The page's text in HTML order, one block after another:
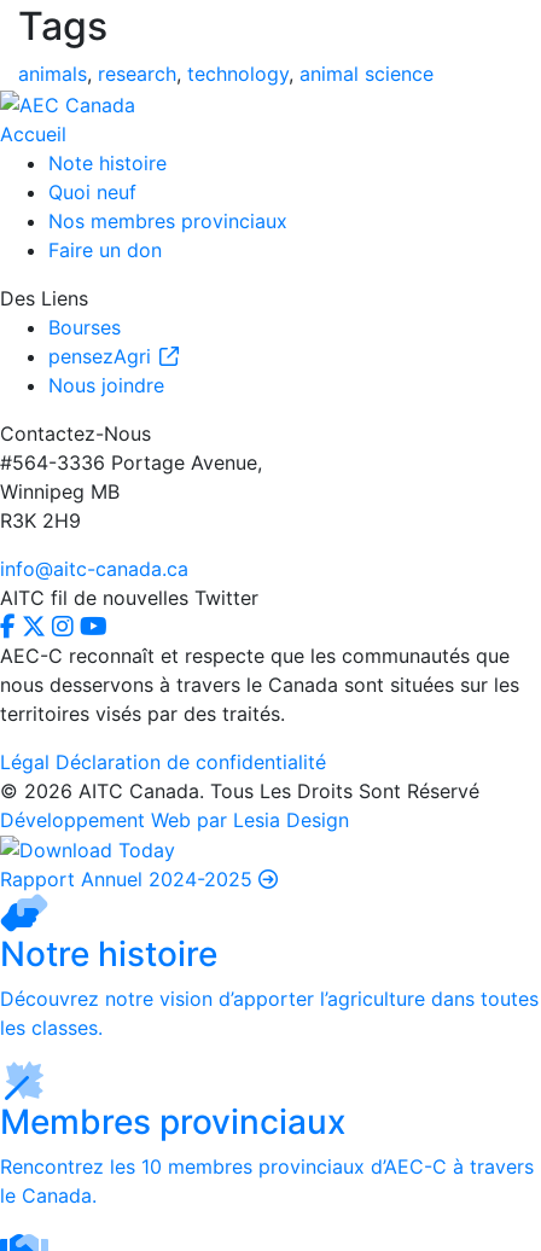
Tags
animals, research, technology, animal science
Accueil
Note histoire
Quoi neuf
Nos membres provinciaux
Faire un don
Des Liens
Bourses
pensezAgri
Nous joindre
Contactez-Nous
#564-3336 Portage Avenue,
Winnipeg MB
R3K 2H9
info@aitc-canada.ca
AITC fil de nouvelles Twitter
AEC-C reconnaît et respecte que les communautés que
nous desservons à travers le Canada sont situées sur les
territoires visés par des traités.
Légal Déclaration de confidentialité
© 2026 AITC Canada. Tous Les Droits Sont Réservé
Développement Web par Lesia Design
Rapport Annuel 2024-2025
Notre histoire
Découvrez notre vision d’apporter l’agriculture dans toutes
les classes.
Membres provinciaux
Rencontrez les 10 membres provinciaux d’AEC-C à travers
le Canada.